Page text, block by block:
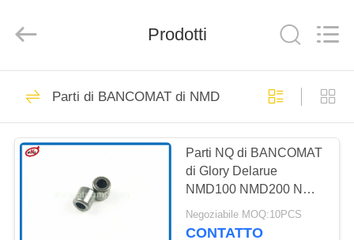
CASA
PRODOTTI
Science
Ltd..
Reserved.
Pezzi di ricambio di
BANCOMAT
931
Prodotti
Parti di BANCOMAT di NMD
Parti NQ di BANCOMAT
di Glory Delarue
NMD100 NMD200 NMD
che sopportano 4*8*8
A001593
Negoziabile MOQ:10PCS
CONTATTO